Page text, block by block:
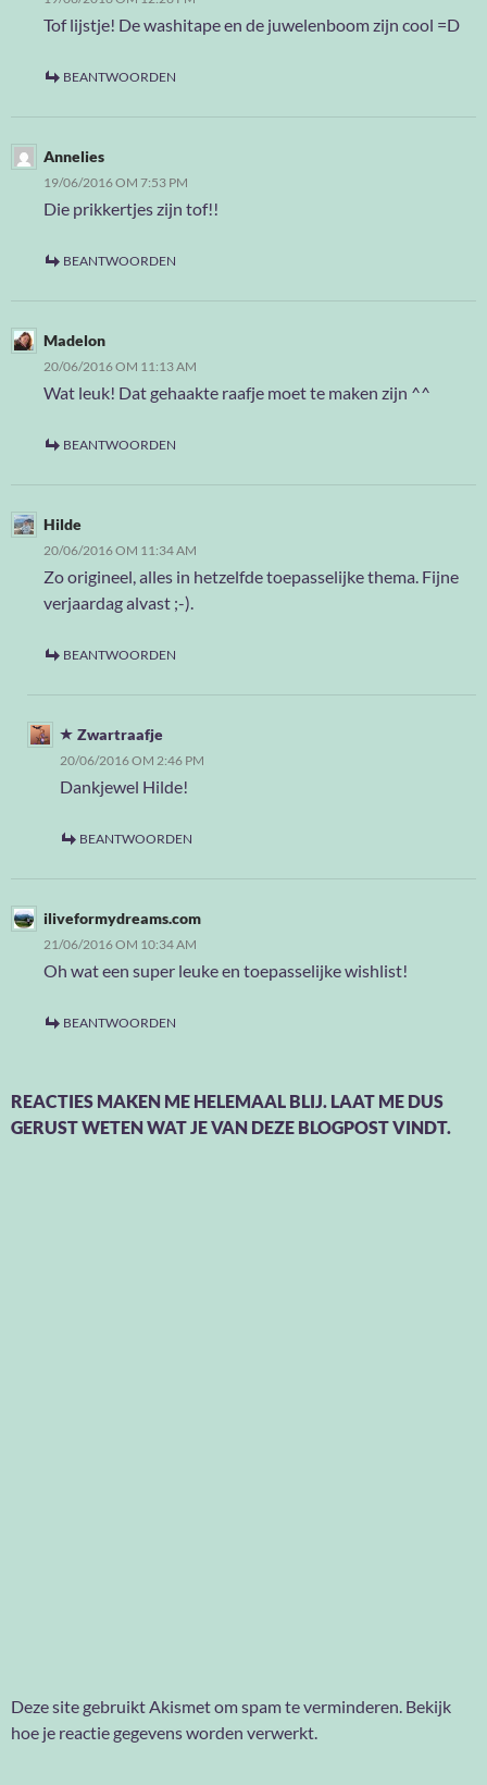
Tof lijstje! De washitape en de juwelenboom zijn cool =D
BEANTWOORDEN
Annelies
19/06/2016 OM 7:53 PM
Die prikkertjes zijn tof!!
BEANTWOORDEN
Madelon
20/06/2016 OM 11:13 AM
Wat leuk! Dat gehaakte raafje moet te maken zijn ^^
BEANTWOORDEN
Hilde
20/06/2016 OM 11:34 AM
Zo origineel, alles in hetzelfde toepasselijke thema. Fijne
verjaardag alvast ;-).
BEANTWOORDEN
Zwartraafje
20/06/2016 OM 2:46 PM
Dankjewel Hilde!
BEANTWOORDEN
iliveformydreams.com
21/06/2016 OM 10:34 AM
Oh wat een super leuke en toepasselijke wishlist!
BEANTWOORDEN
REACTIES MAKEN ME HELEMAAL BLIJ. LAAT ME DUS
GERUST WETEN WAT JE VAN DEZE BLOGPOST VINDT.
Deze site gebruikt Akismet om spam te verminderen. Bekijk
hoe je reactie gegevens worden verwerkt